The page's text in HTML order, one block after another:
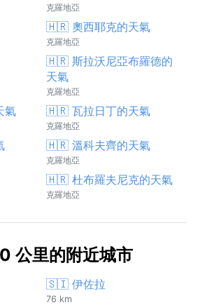
克羅地亞
🇭🇷 奧西耶克的天氣
克羅地亞
🇭🇷 斯拉沃尼亞布羅德的
天氣
克羅地亞
氣 🇭🇷 瓦拉日丁的天氣
克羅地亞
🇭🇷 溫科夫齊的天氣
克羅地亞
🇭🇷 杜布羅夫尼克的天氣
克羅地亞
公里的附近城市
🇸🇮 伊佐拉
76 km